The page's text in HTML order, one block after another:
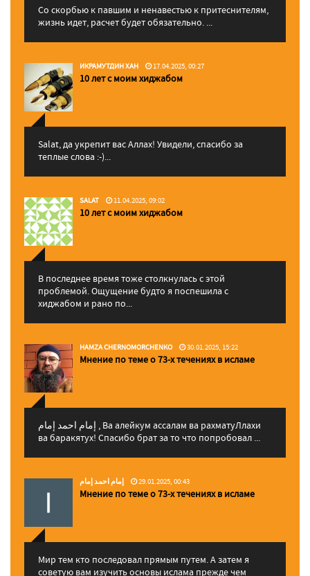
Со скорбью к павшим и ненавестью к притеснителям,
жизнь идет, расчет будет обязательно. ...
ИКРАМУТДИН ХАН 17.04.2025, 00:27
10 лет с моим хиджабом
Salat, да укрепит вас Аллаx! Увидели, спасибо за
теплые слова :-)...
SALAT 11.04.2025, 09:02
10 лет с моим хиджабом
В последнее время тоже столкнулась с этой
проблемой. Ощущение будто я поспешила с
хиджабом и рано по...
HAMZA CHERNOMORCHENKO 30.01.2025, 15:22
Мнение по теме о 73-х течениях в исламе
إمام احمد إمام , Ва алейкум ассалам ва рахматуЛлахи
ва баракятух! Спасибо брат за то что попробовал ...
إمام احمد إمام 29.01.2025, 00:43
Мнение по теме о 73-х течениях в исламе
Мир тем кто последовал прямым путем. А затем я
советую вам изучить основы ислама прежде чем